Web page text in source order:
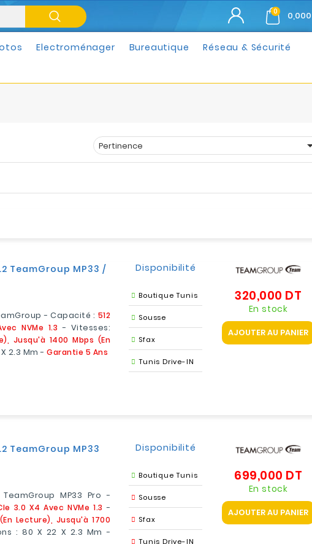
0
Electroménager Bureautique Réseau & Sécurité
Pertinence
TeamGroup MP33 /
- Capacité : 512
NVMe 1.3 - Vitesses:
Jusqu'à 1400 Mbps (en
2.3 Mm -Garantie 5 Ans
Disponibilité
Boutique Tunis
Sousse
Sfax
Tunis Drive-IN
320,000 DT
En stock
AJOUTER AU PANIER
TeamGroup MP33
MP33 Pro -
3.0 X4 Avec NVMe 1.3 -
Lecture), Jusqu'à 1700
: 80 X 22 X 2.3 Mm -
Disponibilité
Boutique Tunis
Sousse
Sfax
Tunis Drive-IN
699,000 DT
En stock
AJOUTER AU PANIER